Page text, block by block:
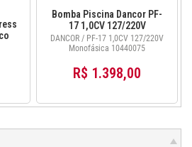
Bomba Piscina Dancor PF-
17 1,0CV 127/220V
Monofásica 10440075
DANCOR / PF-17 1,0CV 127/220V
Monofásica 10440075
R$ 1.398,00